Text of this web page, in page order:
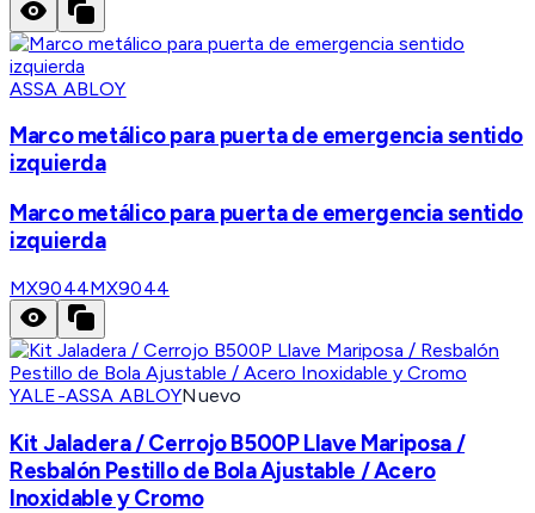
ASSA ABLOY
Marco metálico para puerta de emergencia sentido
izquierda
Marco metálico para puerta de emergencia sentido
izquierda
MX9044MX9044
YALE-ASSA ABLOYNuevo
Kit Jaladera / Cerrojo B500P Llave Mariposa /
Resbalón Pestillo de Bola Ajustable / Acero
Inoxidable y Cromo